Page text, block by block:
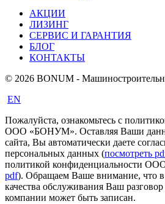
АКЦИИ
ЛИЗИНГ
СЕРВИС И ГАРАНТИЯ
БЛОГ
КОНТАКТЫ
© 2026 BONUM -
EN
Пожалуйста, ознакомьтесь с
ООО «БОНУМ». Оставляя Ваши
сайта, Вы автоматически даете
персональных данных (посмотреть
политикой конфиденциальности
pdf). Обращаем Ваше внимание, что
качества обслуживания Ваш
компании может быть записан.